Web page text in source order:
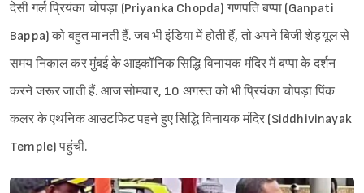
देसी गर्ल प्रियंका चोपड़ा (Priyanka Chopda) गणपति बप्पा (Ganpati
Bappa) को बहुत मानती हैं. जब भी इंडिया में होती हैं, तो अपने बिजी शेड्यूल से
समय निकाल कर मुंबई के आइकॉनिक सिद्धि विनायक मंदिर में बप्पा के दर्शन
करने जरूर जाती हैं. आज सोमवार, 10 अगस्त को भी प्रियंका चोपड़ा पिंक
कलर के एथनिक आउटफिट पहने हुए सिद्धि विनायक मंदिर (Siddhivinayak
Temple) पहुंची.